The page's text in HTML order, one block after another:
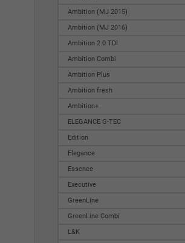
Ambition (MJ 2015)
Ambition (MJ 2016)
Ambition 2.0 TDI
Ambition Combi
Ambition Plus
Ambition fresh
Ambition+
ELEGANCE G-TEC
Edition
Elegance
Essence
Executive
GreenLine
GreenLine Combi
L&K